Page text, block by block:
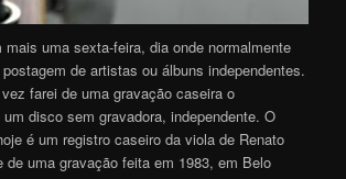
uma sexta-feira, dia onde normalmente
de artistas ou álbuns independentes.
farei de uma gravação caseira o
disco sem gravadora, independente. O
é um registro caseiro da viola de Renato
de uma gravação feita em 1983, em Belo